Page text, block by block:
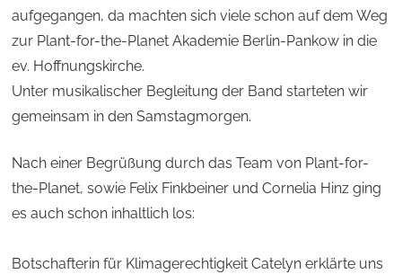
aufgegangen, da machten sich viele schon auf dem Weg
zur Plant-for-the-Planet Akademie Berlin-Pankow in die
ev. Hoffnungskirche.
Unter musikalischer Begleitung der Band starteten wir
gemeinsam in den Samstagmorgen.
Nach einer Begrüßung durch das Team von Plant-for-
the-Planet, sowie Felix Finkbeiner und Cornelia Hinz ging
es auch schon inhaltlich los:
Botschafterin für Klimagerechtigkeit Catelyn erklärte uns